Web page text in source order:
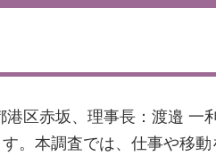
区赤坂、理事長：渡邉 一
。本調査では、仕事や移動